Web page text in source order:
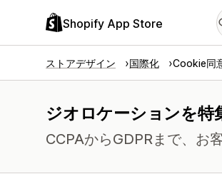
Shopify App Store
ストアデザイン 国際化 Cookie同
ジオロケーションを特
CCPAからGDPRまで、お